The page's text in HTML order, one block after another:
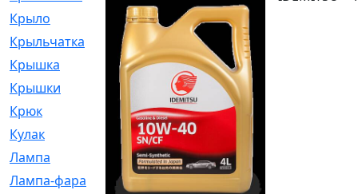
Крыло
[285]
Крыльчатка
[17]
Крышка
[151]
Крышки
Крюк
[1]
Кулак
[9]
Лампа
[128]
Лампа-фара